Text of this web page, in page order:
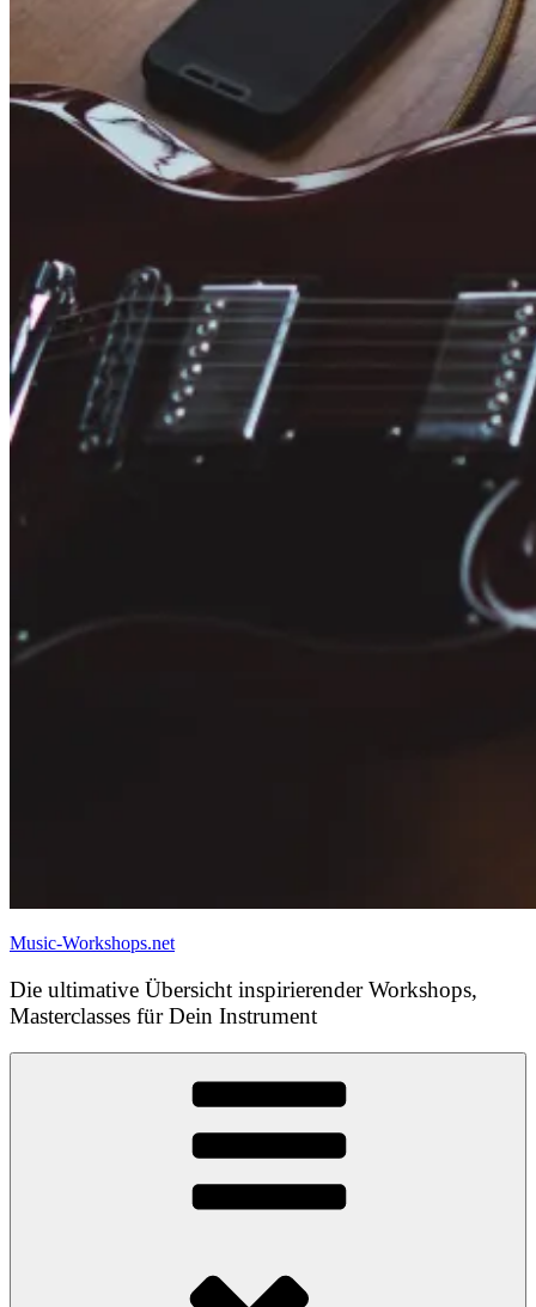
Music-Workshops.net
Die ultimative Übersicht inspirierender Workshops,
Masterclasses für Dein Instrument